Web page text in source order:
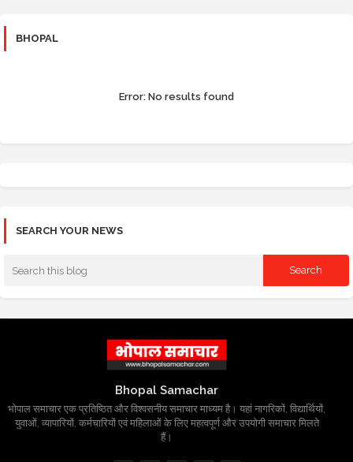
BHOPAL
Error: No results found
SEARCH YOUR NEWS
Bhopal Samachar
भोपाल समाचार एक प्रतिष्ठित और विश्वसनीय समाचार माध्यम है। यहां नागरिकों, विद्यार्थियों,
युवाओं, व्यापारियों, कर्मचारियों एवं महिलाओं के लिए महत्वपूर्ण और उपयोगी समाचार मिलते
हैं।